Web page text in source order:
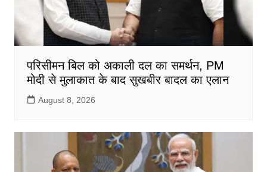
परिसीमन बिल को अकाली दल का समर्थन, PM
मोदी से मुलाकात के बाद सुखबीर बादल का एलान
August 8, 2026